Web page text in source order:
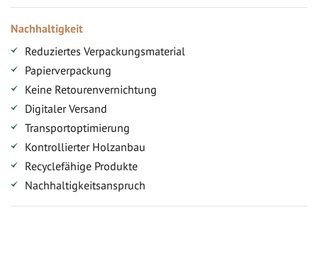
Nachhaltigkeit
Reduziertes Verpackungsmaterial
Papierverpackung
Keine Retourenvernichtung
Digitaler Versand
Transportoptimierung
Kontrollierter Holzanbau
Recyclefähige Produkte
Nachhaltigkeitsanspruch